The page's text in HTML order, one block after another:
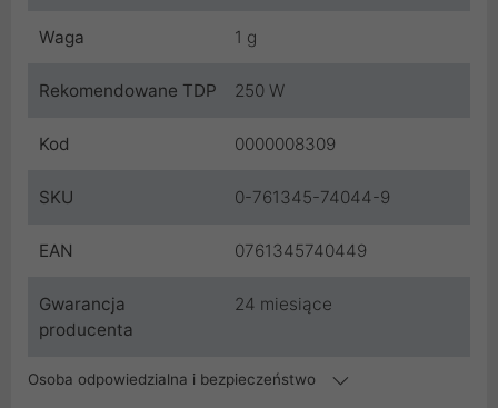
Waga 1 g
Rekomendowane TDP 250 W
Kod 0000008309
SKU 0-761345-74044-9
EAN 0761345740449
Gwarancja
producenta
24 miesiące
Osoba odpowiedzialna i bezpieczeństwo